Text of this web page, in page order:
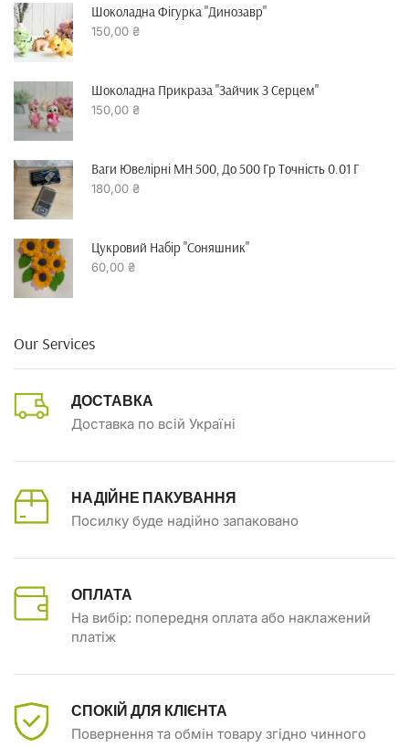
Шоколадна Фігурка "динозавр"
150,00 ₴
Шоколадна Прикраза "зайчик З Серцем"
150,00 ₴
Ваги Ювелірні MH 500, До 500 Гр Точність 0.01 Г
180,00 ₴
Цукровий Набір "Соняшник"
60,00 ₴
Our Services
ДОСТАВКА
Доставка по всій Україні
НАДІЙНЕ ПАКУВАННЯ
Посилку буде надійно запаковано
ОПЛАТА
На вибір: попередня оплата або наклажений
платіж
СПОКІЙ ДЛЯ КЛІЄНТА
Повернення та обмін товару згідно чинного